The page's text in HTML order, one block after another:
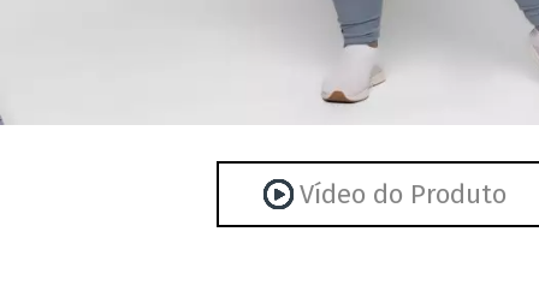
Vídeo do Produto